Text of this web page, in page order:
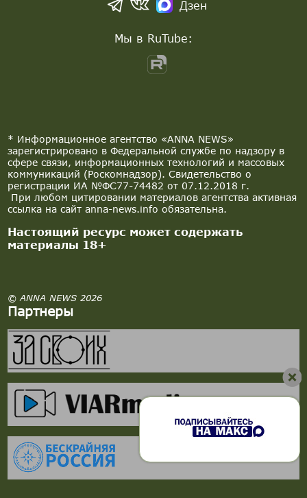
* Информационное агентство «ANNA NEWS»
зарегистрировано в Федеральной службе по надзору в
сфере связи, информационных технологий и массовых
коммуникаций (Роскомнадзор). Свидетельство о
регистрации ИА №ФС77-74482 от 07.12.2018 г.
При любом цитировании материалов агентства активная
ссылка на сайт anna-news.info обязательна.
Настоящий ресурс может содержать
материалы 18+
© ANNA NEWS 2026
Партнеры
Дзен
Мы в RuTube: